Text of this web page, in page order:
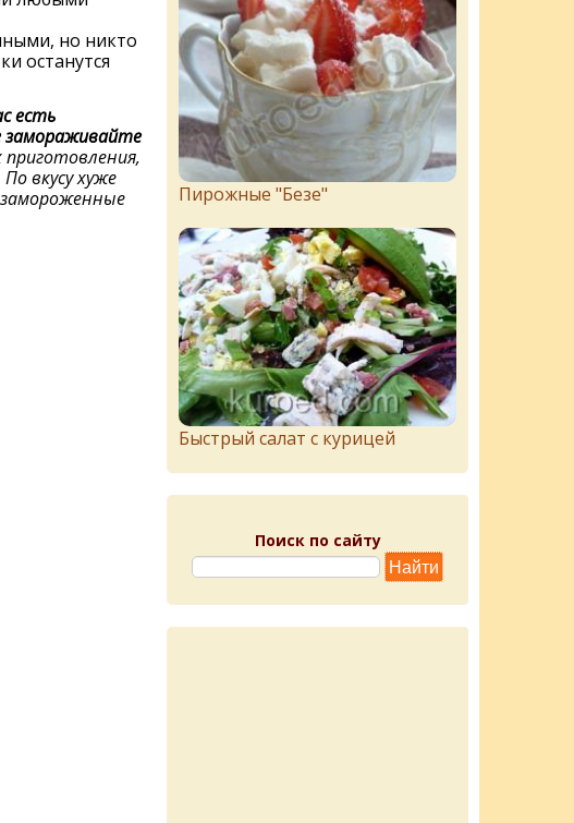
но никто
останутся
есть
замораживайте
вкусу хуже
Пирожныe "Бeзe"
Быстрый салат с курицей
Поиск по сайту